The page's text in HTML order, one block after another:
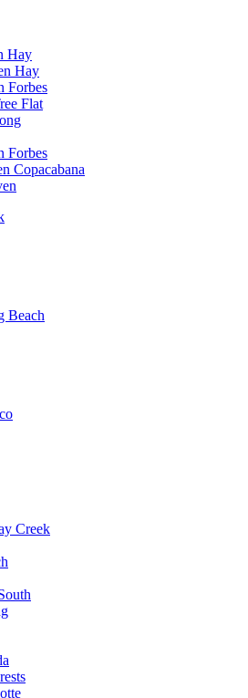
Hay
Hay
Forbes
Flat
Forbes
Copacabana
Beach
Creek